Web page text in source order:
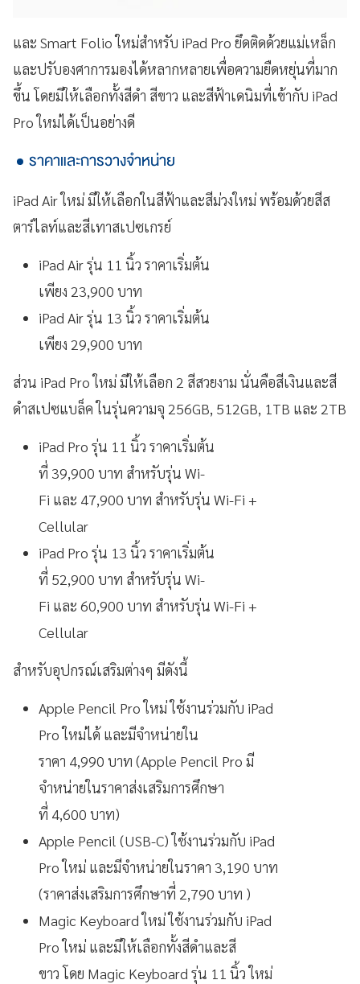
และ Smart Folio ใหม่สำหรับ iPad Pro ยึดติดด้วยแม่เหล็ก
และปรับองศาการมองได้หลากหลายเพื่อความยืดหยุ่นที่มาก
ขึ้น โดยมีให้เลือกทั้งสีดำ สีขาว และสีฟ้าเดนิมที่เข้ากับ iPad
Pro ใหม่ได้เป็นอย่างดี
ราคาและการวางจำหน่าย
iPad Air ใหม่ มีให้เลือกในสีฟ้าและสีม่วงใหม่ พร้อมด้วยสีส
ตาร์ไลท์และสีเทาสเปซเกรย์
iPad Air รุ่น 11 นิ้ว ราคาเริ่มต้น
เพียง 23,900 บาท
iPad Air รุ่น 13 นิ้ว ราคาเริ่มต้น
เพียง 29,900 บาท
ส่วน iPad Pro ใหม่ มีให้เลือก 2 สีสวยงาม นั่นคือสีเงินและสี
ดำสเปซแบล็ค ในรุ่นความจุ 256GB, 512GB, 1TB และ 2TB
iPad Pro รุ่น 11 นิ้ว ราคาเริ่มต้น
ที่ 39,900 บาท สำหรับรุ่น Wi-
Fi และ 47,900 บาท สำหรับรุ่น Wi-Fi +
Cellular
iPad Pro รุ่น 13 นิ้ว ราคาเริ่มต้น
ที่ 52,900 บาท สำหรับรุ่น Wi-
Fi และ 60,900 บาท สำหรับรุ่น Wi-Fi +
Cellular
สำหรับอุปกรณ์เสริมต่างๆ มีดังนี้
Apple Pencil Pro ใหม่ ใช้งานร่วมกับ iPad
Pro ใหม่ได้ และมีจำหน่ายใน
ราคา 4,990 บาท (Apple Pencil Pro มี
จำหน่ายในราคาส่งเสริมการศึกษา
ที่ 4,600 บาท)
Apple Pencil (USB-C) ใช้งานร่วมกับ iPad
Pro ใหม่ และมีจำหน่ายในราคา 3,190 บาท
(ราคาส่งเสริมการศึกษาที่ 2,790 บาท )
Magic Keyboard ใหม่ ใช้งานร่วมกับ iPad
Pro ใหม่ และมีให้เลือกทั้งสีดำและสี
ขาว โดย Magic Keyboard รุ่น 11 นิ้ว ใหม่